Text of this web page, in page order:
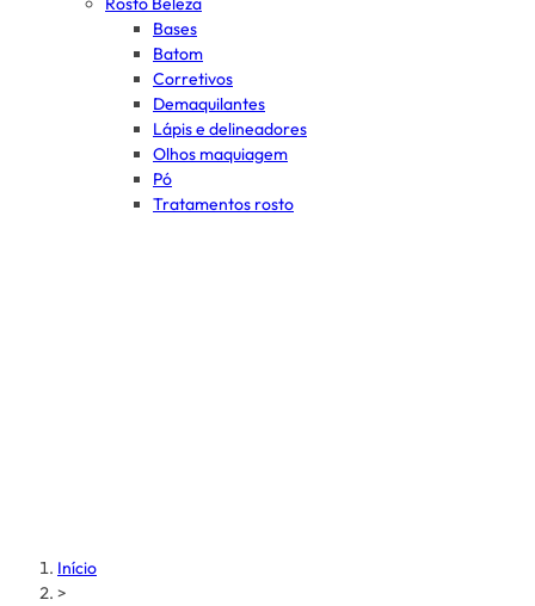
Bases
Batom
Corretivos
Demaquilantes
Lápis e delineadores
Olhos maquiagem
Pó
Tratamentos rosto
Início
>